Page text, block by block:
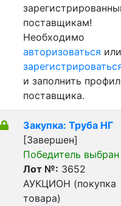
поставщикам!
Необходимо
авторизоваться или
и заполнить
поставщика.
Закупка: Труба НГ
[Завершен]
Победитель выбран
Лот №: 3652
АУКЦИОН (покупка
товара)